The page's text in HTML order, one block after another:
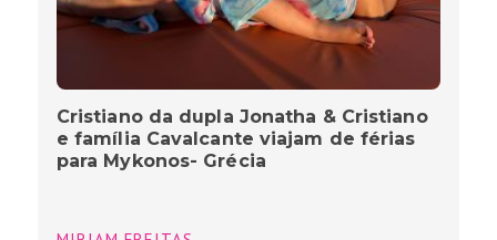
Cristiano da dupla Jonatha & Cristiano
e família Cavalcante viajam de férias
para Mykonos- Grécia